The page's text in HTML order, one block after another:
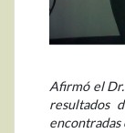
Afirmó el
resultados
encontradas